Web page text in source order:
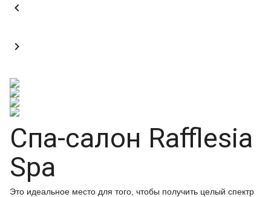


Спа-салон Rafflesia
Spa
Это идеальное место для того, чтобы получить целый спектр